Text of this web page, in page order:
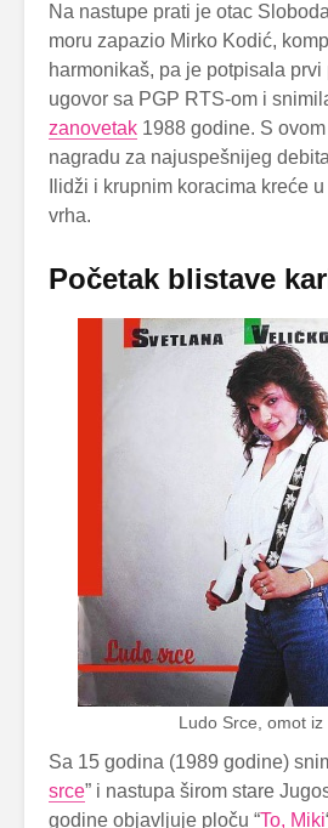
Na nastupe prati je otac
moru zapazio Mirko Kodić,
harmonikaš, pa je potpisala
ugovor sa PGP RTS-om i
zanovetak 1988 godine. S
nagradu za najuspešnijeg
Ilidži i krupnim koracima kreće
vrha.
Početak blistave
Ludo Srce, omot iz
Sa 15 godina (1989 godine)
srce” i nastupa širom stare
godine objavljuje ploču “To, Miki